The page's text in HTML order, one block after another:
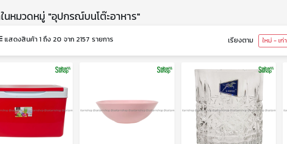
นหมวดหมู่ "อุปกรณ์บนโต๊ะอาหาร"
แสดงสินค้า 1 ถึง 20 จาก 2157 รายการ เรียงตาม ใหม่ - เก่า